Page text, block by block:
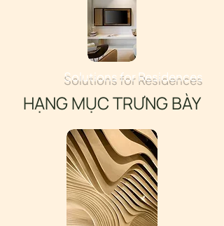
Solutions for Residences
HẠNG MỤC TRƯNG BÀY